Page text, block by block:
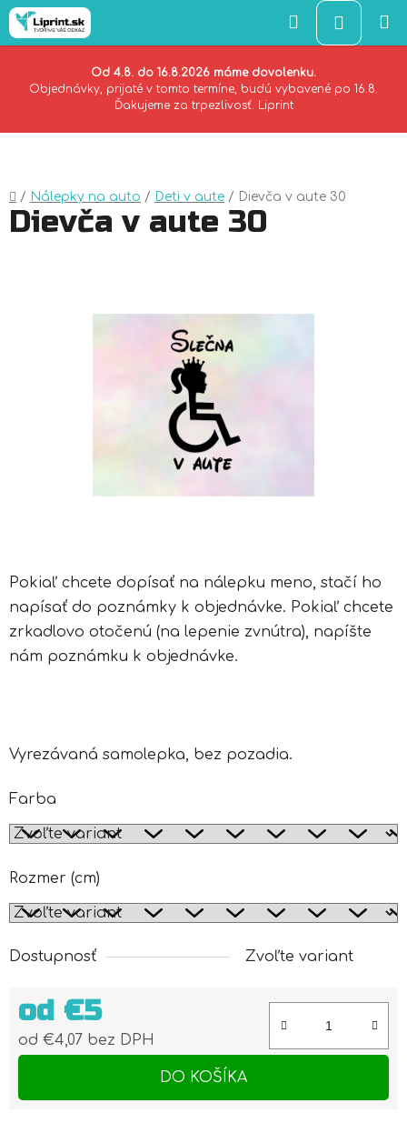
Od 4.8. do 16.8.2026 máme dovolenku.
Objednávky, prijaté v tomto termíne, budú vybavené po 16.8.
Ďakujeme za trpezlivosť. Liprint
Hľadať
KOŠÍK
Domov
/ Nálepky na auto / Deti v aute / Dievča v aute 30
Pokiaľ chcete dopísať na nálepku meno, stačí ho
napísať do poznámky k objednávke. Pokiaľ chcete
zrkadlovo otočenú (na lepenie zvnútra), napíšte
nám poznámku k objednávke.
Vyrezávaná samolepka, bez pozadia.
Farba
Rozmer (cm)
Dostupnosť Zvoľte variant
od €5
od €4,07 bez DPH
DO KOŠÍKA
Dievča v aute 30